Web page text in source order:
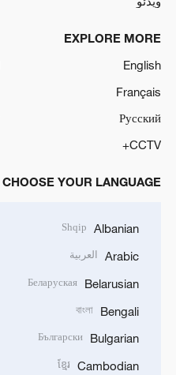
EXPLORE MORE
English
Français
Русский
CCTV+
CHOOSE YOUR LANGUAGE
Albanian
Shqip
Arabic العربية
Belarusian
Беларуская
Bengali
বাংলা
Bulgarian
Български
Cambodian
ខ្មែរ